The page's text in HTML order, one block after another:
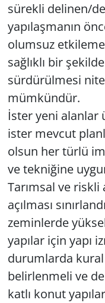
sürekli delinen/
yapılaşmanın
olumsuz
sağlıklı bir
sürdürülmesi
mümkündür.
İster yeni alanlar
ister mevcut
olsun her türlü
ve tekniğine
Tarımsal ve riskli
açılması
zeminlerde
yapılar için yapı
durumlarda
belirlenmeli ve
katlı konut